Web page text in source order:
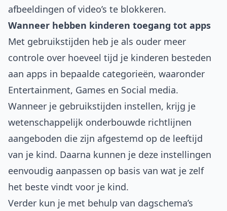
afbeeldingen of video’s te blokkeren.
Wanneer hebben kinderen toegang tot apps
Met gebruikstijden heb je als ouder meer
controle over hoeveel tijd je kinderen besteden
aan apps in bepaalde categorieën, waaronder
Entertainment, Games en Social media.
Wanneer je gebruikstijden instellen, krijg je
wetenschappelijk onderbouwde richtlijnen
aangeboden die zijn afgestemd op de leeftijd
van je kind. Daarna kunnen je deze instellingen
eenvoudig aanpassen op basis van wat je zelf
het beste vindt voor je kind.
Verder kun je met behulp van dagschema’s